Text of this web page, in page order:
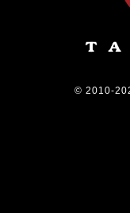
© 2010-